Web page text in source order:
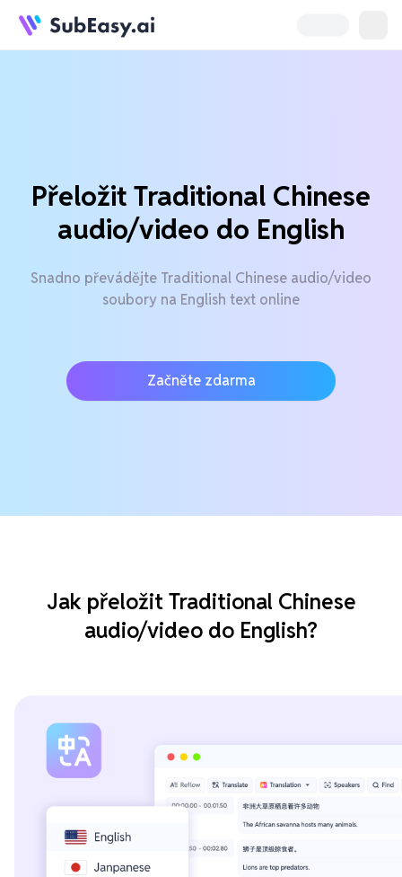
Přeložit Traditional Chinese
audio/video do English
Snadno převádějte Traditional Chinese audio/video
soubory na English text online
Začněte zdarma
Jak přeložit Traditional Chinese
audio/video do English?